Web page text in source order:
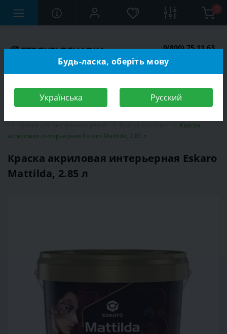
0
0(800) 75 11 63
Краска
акриловая интерьерная Eskaro Mattilda, 2.85 л
Краска акриловая интерьерная Eskaro
Mattilda, 2.85 л
Будь-ласка, оберіть мову
Українська Русский